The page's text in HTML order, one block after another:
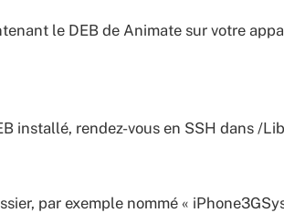
le DEB de Animate sur votre
installé, rendez-vous en SSH dans /
par exemple nommé «